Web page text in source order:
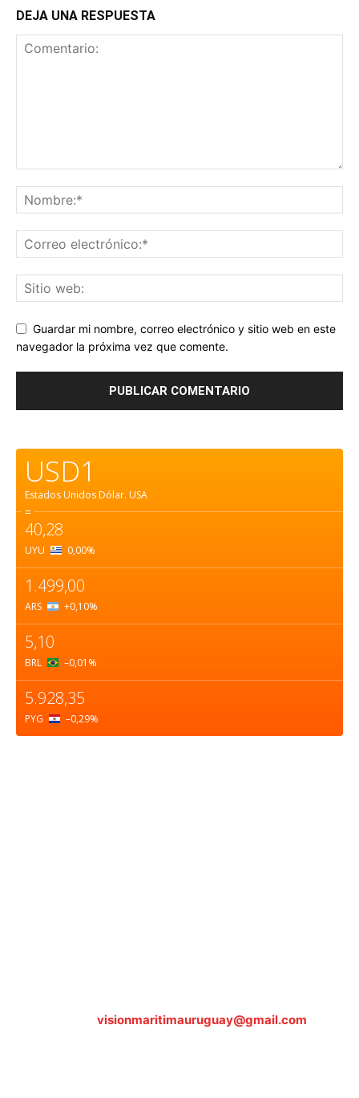
DEJA UNA RESPUESTA
Guardar mi nombre, correo electrónico y sitio web en este
navegador la próxima vez que comente.
USD1
Estados Unidos Dólar. USA
=
40,28
UYU 0,00%
1.499,00
ARS +0,10%
5,10
BRL –0,01 %
5.928,35
PYG –0,29%
visionmaritimauruguay@gmail.com